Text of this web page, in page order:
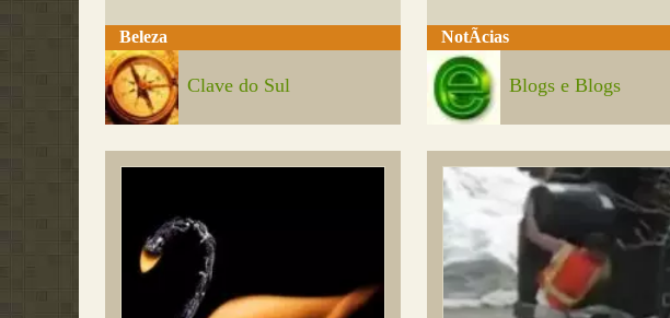
Beleza
Clave do Sul
NotÃ­cias
Blogs e Blogs